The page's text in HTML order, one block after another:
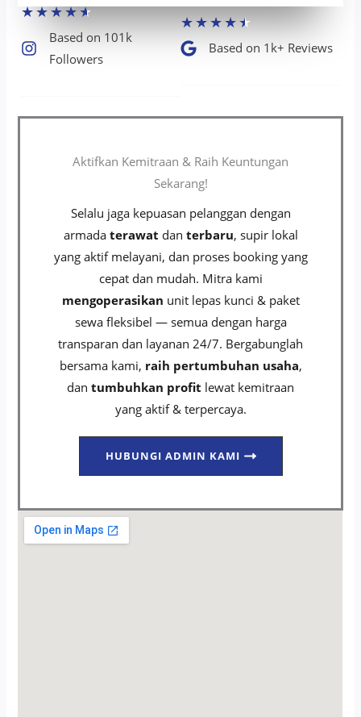
★★★★★
Based on 101k
Followers​
★★★★★
Based on 1k+ Reviews​
Aktifkan Kemitraan & Raih Keuntungan
Sekarang!
Selalu jaga kepuasan pelanggan dengan
armada terawat dan terbaru, supir lokal
yang aktif melayani, dan proses booking yang
cepat dan mudah. Mitra kami
mengoperasikan unit lepas kunci & paket
sewa fleksibel — semua dengan harga
transparan dan layanan 24/7. Bergabunglah
bersama kami, raih pertumbuhan usaha,
dan tumbuhkan profit lewat kemitraan
yang aktif & terpercaya.
HUBUNGI ADMIN KAMI